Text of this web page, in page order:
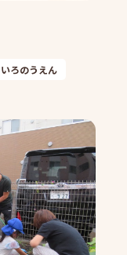
ろのうえん